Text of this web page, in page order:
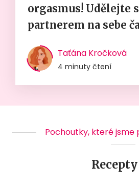
orgasmus! Udělejte
partnerem na sebe
Taťána Kročková
4 minuty čtení
Pochoutky, které jsme
Recepty